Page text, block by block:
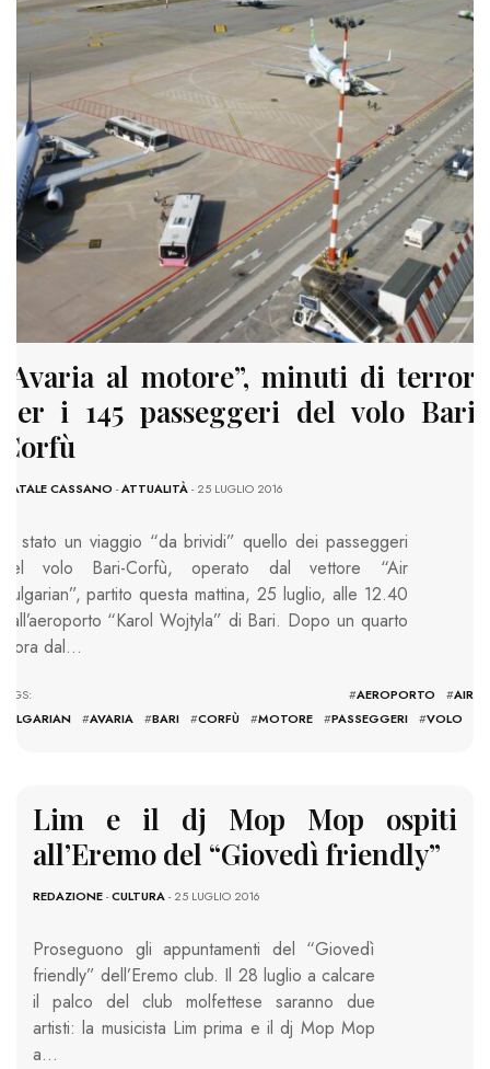
“Avaria al motore”, minuti di terrore
per i 145 passeggeri del volo Bari-
Corfù
NATALE CASSANO -ATTUALITÀ- 25 LUGLIO 2016
E’ stato un viaggio “da brividi” quello dei passeggeri
del volo Bari-Corfù, operato dal vettore “Air
Bulgarian”, partito questa mattina, 25 luglio, alle 12.40
dall’aeroporto “Karol Wojtyla” di Bari. Dopo un quarto
d’ora dal…
TAGS: #AEROPORTO #AIR
BULGARIAN
#AVARIA #BARI #CORFÙ #MOTORE #PASSEGGERI #VOLO
Lim e il dj Mop Mop ospiti
all’Eremo del “Giovedì friendly”
REDAZIONE-CULTURA- 25 LUGLIO 2016
Proseguono gli appuntamenti del “Giovedì
friendly” dell’Eremo club. Il 28 luglio a calcare
il palco del club molfettese saranno due
artisti: la musicista Lim prima e il dj Mop Mop
a…